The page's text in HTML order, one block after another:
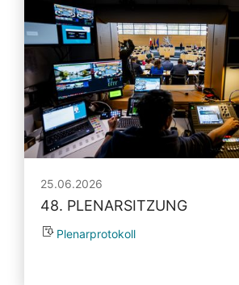
25.06.2026
48. PLENARSITZUNG
Plenarprotokoll